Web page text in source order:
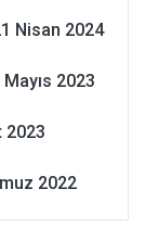
Nisan 2024
Mayıs 2023
2023
2022